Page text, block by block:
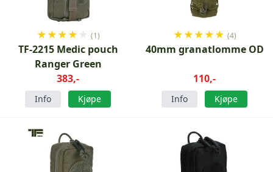
★★★★ ★ (1)
TF-2215 Medic pouch
Ranger Green
383,-
Info Kjøpe
★★★★★ (4)
40mm granatlomme OD
110,-
Info Kjøpe